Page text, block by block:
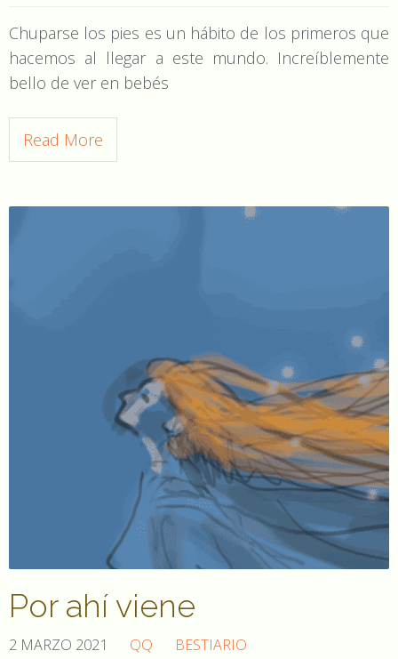
Chuparse los pies es un hábito de los primeros que
hacemos al llegar a este mundo. Increíblemente
bello de ver en bebés
Read More
Por ahí viene
2 MARZO 2021 QQ BESTIARIO